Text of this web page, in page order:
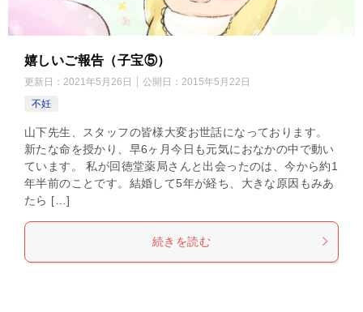
嬉しいご報告（子宝⑤）
更新日： 2021年5月26日 公開日： 2015年5月22日
不妊
山下先生、スタッフの皆様大変お世話になっております。
新たな命を授かり、早6ヶ月今日も元気におなかの中で動い
ています。 私が回徳堂薬局さんと出会ったのは、今から約1
年半前のことです。結婚して5年が経ち、大きな原因もみあ
たら […]
続きを読む